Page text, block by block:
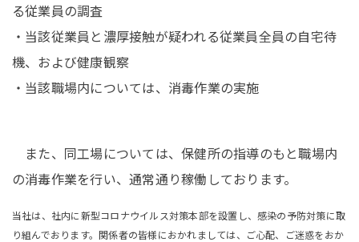
る従業員の調査
・当該従業員と濃厚接触が疑われる従業員全員の自宅待
機、および健康観察
・当該職場内については、消毒作業の実施
また、同工場については、保健所の指導のもと職場内
の消毒作業を行い、通常通り稼働しております。
当社は、社内に新型コロナウイルス対策本部を設置し、感染の予防対策に取
り組んでおります。関係者の皆様におかれましては、ご心配、ご迷惑をおか